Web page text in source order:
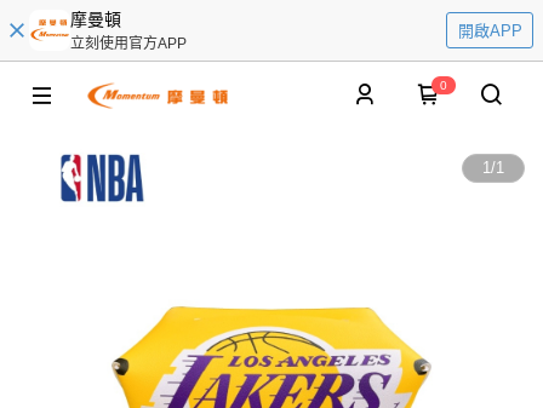
摩曼頓
立刻使用官方APP
開啟APP
0
1/1